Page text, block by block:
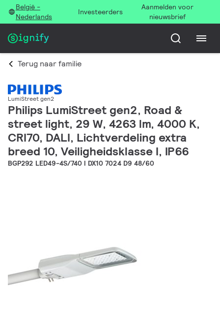
België -
Nederlands
Investeerders
Aanmelden voor
nieuwsbrief
Terug naar familie
LumiStreet gen2
Philips LumiStreet gen2, Road &
street light, 29 W, 4263 lm, 4000 K,
CRI70, DALI, Lichtverdeling extra
breed 10, Veiligheidsklasse I, IP66
BGP292 LED49-4S/740 I DX10 7024 D9 48/60